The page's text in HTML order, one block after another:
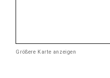
Größere Karte anzeigen